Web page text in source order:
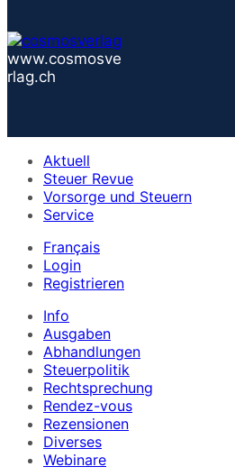
www.cosmosve
rlag.ch
Aktuell
Steuer Revue
Vorsorge und Steuern
Service
Français
Login
Registrieren
Info
Ausgaben
Abhandlungen
Steuerpolitik
Rechtsprechung
Rendez-vous
Rezensionen
Diverses
Webinare